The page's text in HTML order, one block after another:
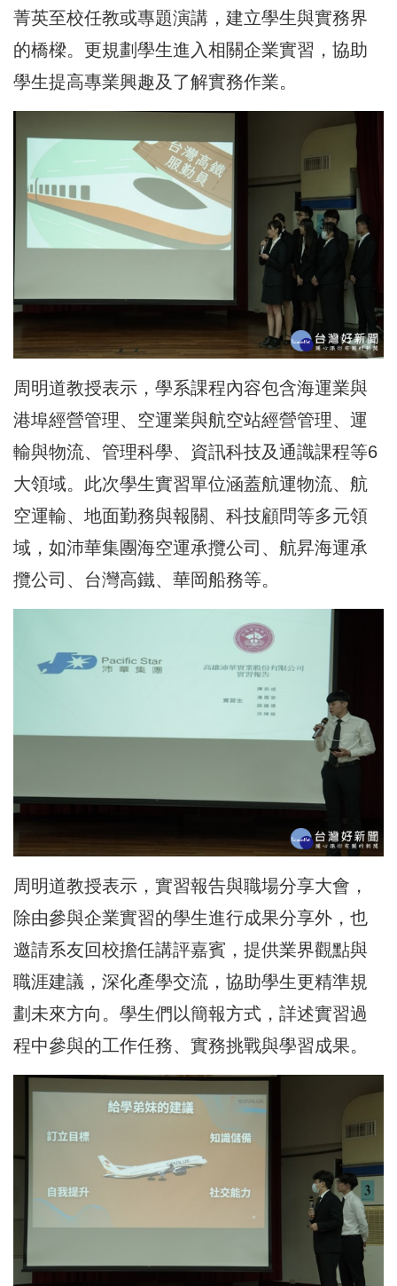
菁英至校任教或專題演講，建立學生與實務界
的橋樑。更規劃學生進入相關企業實習，協助
學生提高專業興趣及了解實務作業。
周明道教授表示，學系課程內容包含海運業與
港埠經營管理、空運業與航空站經營管理、運
輸與物流、管理科學、資訊科技及通識課程等6
大領域。此次學生實習單位涵蓋航運物流、航
空運輸、地面勤務與報關、科技顧問等多元領
域，如沛華集團海空運承攬公司、航昇海運承
攬公司、台灣高鐵、華岡船務等。
周明道教授表示，實習報告與職場分享大會，
除由參與企業實習的學生進行成果分享外，也
邀請系友回校擔任講評嘉賓，提供業界觀點與
職涯建議，深化產學交流，協助學生更精準規
劃未來方向。學生們以簡報方式，詳述實習過
程中參與的工作任務、實務挑戰與學習成果。